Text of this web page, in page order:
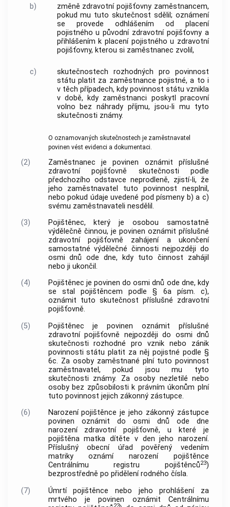
b)
změně zdravotní pojišťovny zaměstnancem,
pokud mu tuto skutečnost sdělil; oznámení
se provede odhlášením od placení
pojistného u původní zdravotní pojišťovny a
přihlášením k placení pojistného u zdravotní
pojišťovny, kterou si zaměstnanec zvolil,
c)
skutečnostech rozhodných pro povinnost
státu platit za zaměstnance pojistné, a to i
v těch případech, kdy povinnost státu vznikla
v době, kdy zaměstnanci poskytl pracovní
volno bez náhrady příjmu, jsou-li mu tyto
skutečnosti známy.
O oznamovaných skutečnostech je zaměstnavatel
povinen vést evidenci a dokumentaci.
(2)
Zaměstnanec je povinen oznámit příslušné
zdravotní pojišťovně skutečnosti podle
předchozího odstavce neprodleně, zjistí-li, že
jeho zaměstnavatel tuto povinnost nesplnil,
nebo pokud údaje uvedené pod písmeny b) a c)
svému zaměstnavateli nesdělil.
(3)
Pojištěnec, který je osobou samostatně
výdělečně činnou, je povinen oznámit příslušné
zdravotní pojišťovně zahájení a ukončení
samostatné výdělečné činnosti nejpozději do
osmi dnů ode dne, kdy tuto činnost zahájil
nebo ji ukončil.
(4)
Pojištěnec je povinen do osmi dnů ode dne, kdy
se stal pojištěncem podle § 6a písm. c),
oznámit tuto skutečnost příslušné zdravotní
pojišťovně.
(5)
Pojištěnec je povinen oznámit příslušné
zdravotní pojišťovně nejpozději do osmi dnů
skutečnosti rozhodné pro vznik nebo zánik
povinnosti státu platit za něj pojistné podle §
6c. Za osoby zaměstnané plní tuto povinnost
zaměstnavatel, pokud jsou mu tyto
skutečnosti známy. Za osoby nezletilé nebo
osoby bez způsobilosti k právním úkonům plní
tuto povinnost jejich zákonný zástupce.
(6)
Narození pojištěnce je jeho zákonný zástupce
povinen oznámit do osmi dnů ode dne
narození zdravotní pojišťovně, u které je
pojištěna matka dítěte v den jeho narození.
Příslušný obecní úřad pověřený vedením
matriky oznámí narození pojištěnce
Centrálnímu registru pojištěnců23)
bezprostředně po přidělení rodného čísla.
(7)
Úmrtí pojištěnce nebo jeho prohlášení za
mrtvého je povinen oznámit Centrálnímu